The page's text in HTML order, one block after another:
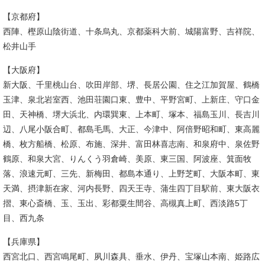
【京都府】
西陣、樫原山陰街道、十条烏丸、京都薬科大前、城陽富野、吉祥院、
松井山手
【大阪府】
新大阪、千里桃山台、吹田岸部、堺、長居公園、住之江加賀屋、鶴橋
玉津、泉北岩室西、池田荘園口東、豊中、平野宮町、上新庄、守口金
田、天神橋、堺大浜北、内環巽東、上本町、塚本、福島玉川、長吉川
辺、八尾小阪合町、都島毛馬、大正、今津中、阿倍野昭和町、東高麗
橋、枚方船橋、松原、布施、深井、富田林喜志南、和泉府中、泉佐野
鶴原、和泉大宮、りんくう羽倉崎、美原、東三国、阿波座、箕面牧
落、浪速元町、三先、新梅田、都島本通り、上野芝町、大阪本町、東
天満、摂津新在家、河内長野、四天王寺、蒲生四丁目駅前、東大阪衣
摺、東心斎橋、玉、玉出、彩都粟生間谷、高槻真上町、西淡路5丁
目、西九条
【兵庫県】
西宮北口、西宮鳴尾町、夙川森具、垂水、伊丹、宝塚山本南、姫路広